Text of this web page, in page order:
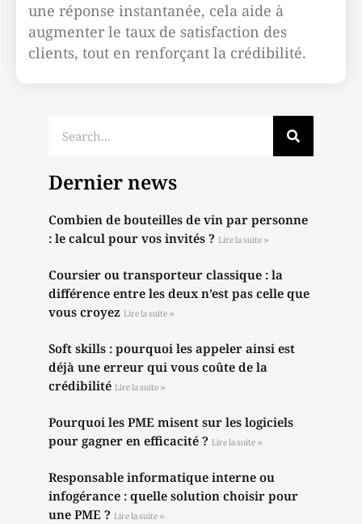
une réponse instantanée, cela aide à
augmenter le taux de satisfaction des
clients, tout en renforçant la crédibilité.
Dernier news
Combien de bouteilles de vin par personne
: le calcul pour vos invités ? Lire la suite »
Coursier ou transporteur classique : la
différence entre les deux n’est pas celle que
vous croyez Lire la suite »
Soft skills : pourquoi les appeler ainsi est
déjà une erreur qui vous coûte de la
crédibilité Lire la suite »
Pourquoi les PME misent sur les logiciels
pour gagner en efficacité ? Lire la suite »
Responsable informatique interne ou
infogérance : quelle solution choisir pour
une PME ? Lire la suite »